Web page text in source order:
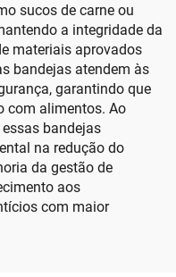
sucos de carne ou
a integridade da
materiais aprovados
bandejas atendem às
garantindo que
com alimentos. Ao
bandejas
na redução do
da gestão de
aos
com maior